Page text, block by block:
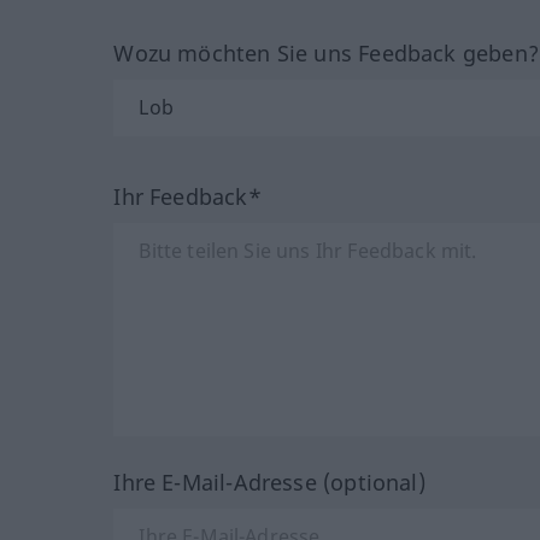
Wozu möchten Sie uns Feedback
Ihr Feedback*
Ihre E-Mail-Adresse (optional)